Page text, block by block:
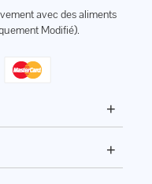
avec des aliments
Modifié).
+
+